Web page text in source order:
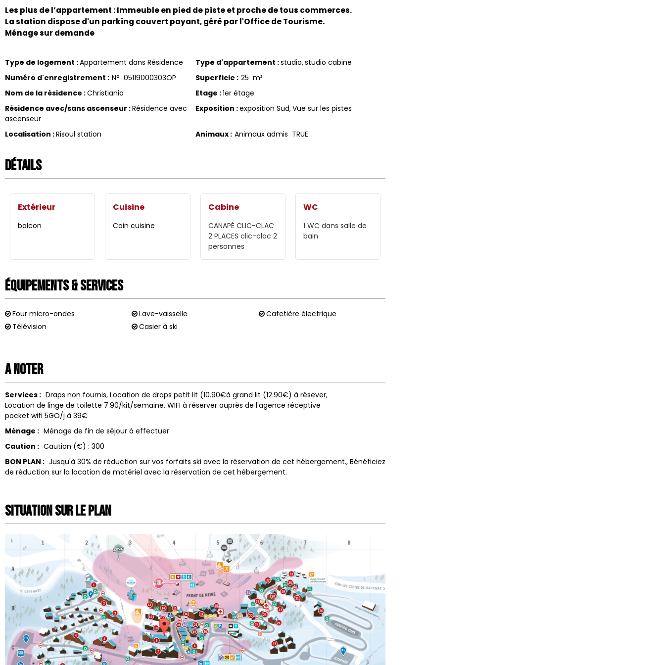
Les plus de l’appartement : Immeuble en pied de piste et proche de tous commerces.
La station dispose d'un parking couvert payant, géré par l'Office de Tourisme.
Ménage sur demande
Type de logement :Appartement dans Résidence Type d'appartement :studio studio cabine
Numéro d'enregistrement : N° 05119000303OP Superficie : 25 m²
Nom de la résidence :Christiania Etage :1er étage
Résidence avec/sans ascenseur :Résidence avec
ascenseur
Exposition :exposition Sud Vue sur les pistes
Localisation :Risoul station Animaux : Animaux admis TRUE
Détails
Extérieur
balcon
Cuisine
Coin cuisine
Cabine
CANAPÉ CLIC-CLAC
2 PLACES clic-clac 2
personnes
WC
1 WC dans salle de
bain
Équipements & Services
Four micro-ondes Lave-vaisselle
Cafetière électrique
Télévision
Casier à ski
A noter
Services : Draps non fournis Location de draps petit lit (10.90€à grand lit (12.90€) à résever
Location de linge de toilette 7.90/kit/semaine WIFI à réserver auprès de l'agence réceptive
pocket wifi 5GO/j à 39€
Ménage : Ménage de fin de séjour à effectuer
Caution : Caution (€) : 300
BON PLAN : Jusqu'à 30% de réduction sur vos forfaits ski avec la réservation de cet hébergement. Bénéficiez
de réduction sur la location de matériel avec la réservation de cet hébergement.
Situation sur le Plan